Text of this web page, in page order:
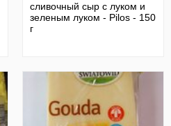
сливочный сыр с луком и
зеленым луком - Pilos - 150
г